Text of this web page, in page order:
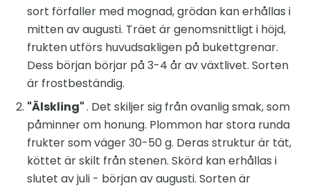
sort förfaller med mognad, grödan kan erhållas i
mitten av augusti. Träet är genomsnittligt i höjd,
frukten utförs huvudsakligen på bukettgrenar.
Dess början börjar på 3-4 år av växtlivet. Sorten
är frostbeständig.
"Älskling". Det skiljer sig från ovanlig smak, som
påminner om honung. Plommon har stora runda
frukter som väger 30-50 g. Deras struktur är tät,
köttet är skilt från stenen. Skörd kan erhållas i
slutet av juli - början av augusti. Sorten är